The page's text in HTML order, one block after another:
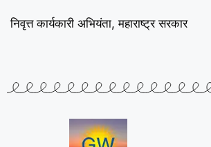
निवृत्त कार्यकारी अभियंता, महाराष्ट्र सरकार